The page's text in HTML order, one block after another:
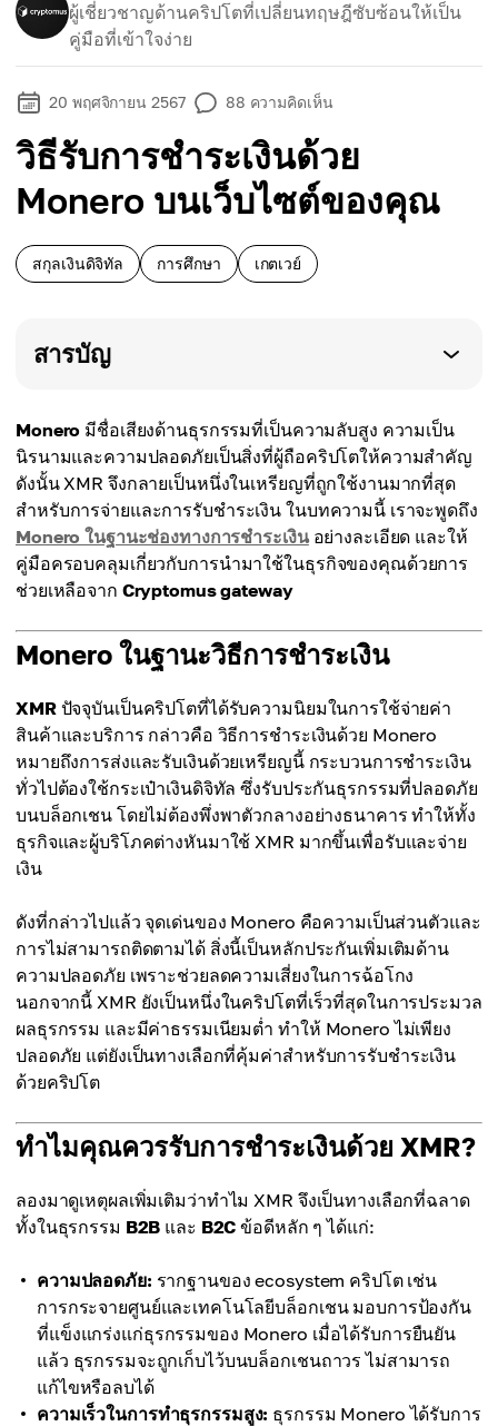
ผู้เชี่ยวชาญด้านคริปโตที่เปลี่ยนทฤษฎีซับซ้อนให้เป็น
คู่มือที่เข้าใจง่าย
20 พฤศจิกายน 2567 88 ความคิดเห็น
วิธีรับการชำระเงินด้วย
Monero บนเว็บไซต์ของคุณ
สกุลเงินดิจิทัล การศึกษา เกตเวย์
สารบัญ
Monero มีชื่อเสียงด้านธุรกรรมที่เป็นความลับสูง ความเป็น
นิรนามและความปลอดภัยเป็นสิ่งที่ผู้ถือคริปโตให้ความสำคัญ
ดังนั้น XMR จึงกลายเป็นหนึ่งในเหรียญที่ถูกใช้งานมากที่สุด
สำหรับการจ่ายและการรับชำระเงิน ในบทความนี้ เราจะพูดถึง
Monero ในฐานะช่องทางการชำระเงินอย่างละเอียด และให้
คู่มือครอบคลุมเกี่ยวกับการนำมาใช้ในธุรกิจของคุณด้วยการ
ช่วยเหลือจาก Cryptomus gateway
Monero ในฐานะวิธีการชำระเงิน
XMRปัจจุบันเป็นคริปโตที่ได้รับความนิยมในการใช้จ่ายค่า
สินค้าและบริการ กล่าวคือ วิธีการชำระเงินด้วย Monero
หมายถึงการส่งและรับเงินด้วยเหรียญนี้ กระบวนการชำระเงิน
ทั่วไปต้องใช้กระเป๋าเงินดิจิทัล ซึ่งรับประกันธุรกรรมที่ปลอดภัย
บนบล็อกเชน โดยไม่ต้องพึ่งพาตัวกลางอย่างธนาคาร ทำให้ทั้ง
ธุรกิจและผู้บริโภคต่างหันมาใช้ XMR มากขึ้นเพื่อรับและจ่าย
เงิน
ดังที่กล่าวไปแล้ว จุดเด่นของ Monero คือความเป็นส่วนตัวและ
การไม่สามารถติดตามได้ สิ่งนี้เป็นหลักประกันเพิ่มเติมด้าน
ความปลอดภัย เพราะช่วยลดความเสี่ยงในการฉ้อโกง
นอกจากนี้ XMR ยังเป็นหนึ่งในคริปโตที่เร็วที่สุดในการประมวล
ผลธุรกรรม และมีค่าธรรมเนียมต่ำ ทำให้ Monero ไม่เพียง
ปลอดภัย แต่ยังเป็นทางเลือกที่คุ้มค่าสำหรับการรับชำระเงิน
ด้วยคริปโต
ทำไมคุณควรรับการชำระเงินด้วย XMR?
ลองมาดูเหตุผลเพิ่มเติมว่าทำไม XMR จึงเป็นทางเลือกที่ฉลาด
ทั้งในธุรกรรม B2B และ B2C ข้อดีหลัก ๆ ได้แก่:
ความปลอดภัย: รากฐานของ ecosystem คริปโต เช่น
การกระจายศูนย์และเทคโนโลยีบล็อกเชน มอบการป้องกัน
ที่แข็งแกร่งแก่ธุรกรรมของ Monero เมื่อได้รับการยืนยัน
แล้ว ธุรกรรมจะถูกเก็บไว้บนบล็อกเชนถาวร ไม่สามารถ
แก้ไขหรือลบได้
ความเร็วในการทำธุรกรรมสูง: ธุรกรรม Monero ได้รับการ